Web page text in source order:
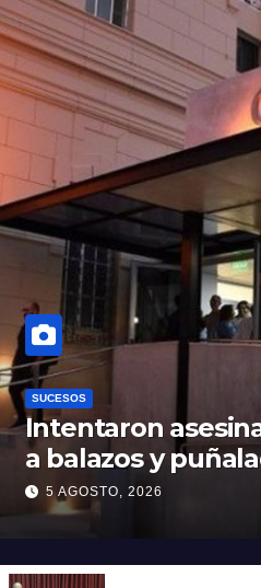
SUCESOS
Intentaron
a balazos y
robarle su moto
Rosa de Lima
5 AGOSTO, 2026